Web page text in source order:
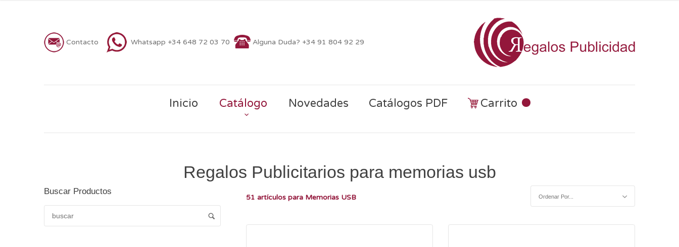
Contacto Whatsapp +34 648 72 03 70 Alguna Duda? +34 91 804 92 29
Inicio Catálogo Novedades Catálogos PDF Carrito
Regalos Publicitarios para memorias usb
51 artículos para Memorias USB
Buscar Productos